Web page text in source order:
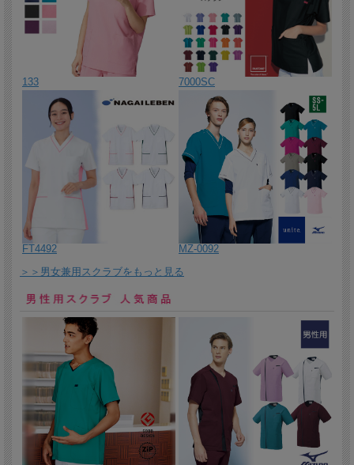
2026/6/5 シャンパンゴールドをアクセントにしたニット地のシンプ
ルデザインジャケット。
2026/6/4 サテンパーツで華やか。おもてなしシーンに最適なジャケ
2026/06/3 生地のカラーに合わせたパイピングテープとボタンがお
しゃれなレディススクラブ。
2026/6/2 パイピングとサテンパーツが華やかなレディススクラブ。
2026/6/1 異素材のコンビネーションで美しさ際立つワンピース。特
別感を伝えるリッチな印象。
2026/05/29 ハートカットのネックラインに心奪われるエレガントな
エプロンドレスです。
2026/05/28 スタンドカラーに異素材の配色で魅せるチュニックジャ
ケット。ゴールドのアクセントがポイントです。
2026/05/28 後ろゴムでシェイプされた美シルエットのチュニック。
2026/05/26 凛とした美しさが光る上質でシンプルなレディススクラ
ブ。
2026/05/25 シンプルさの中に美しさを秘めたスタンドカラーレディ
ススクラブ。
2026/5/22 やさしい色合いが素直で誠実な印象を与えるボタンダウ
ンの男女兼用長袖ニットシャツ。
2026/5/21繊細なドビー組織のトリコット素材で、通気性がよく、長
133 7000SC
FT4492
MZ-0092
＞＞男女兼用スクラブをもっと見る